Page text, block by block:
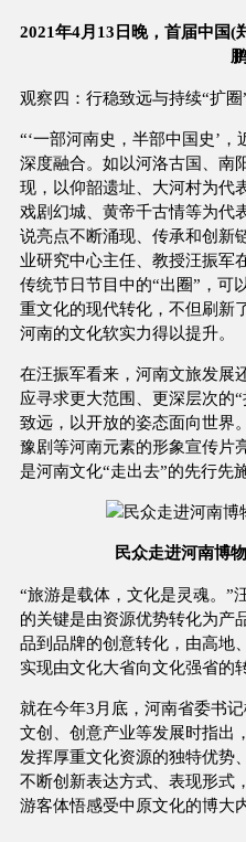
2021年4月13日晚，首届中国
观察四：行稳致远与持续“扩圈
“‘一部河南史，半部中国史’
深度融合。如以河洛古国、南
现，以仰韶遗址、大河村为代
戏剧幻城、黄帝千古情等为
说亮点不断涌现、传承和创新
业研究中心主任、教授汪振军
传统节日节目中的“出圈”，可
重文化的现代转化，不但刷新
河南的文化软实力得以提升。
在汪振军看来，河南文旅发展
应寻求更大范围、更深层次的
致远，以开放的姿态面向世界
豫剧等河南元素的形象宣传片
是河南文化“走出去”的先行先施
民众走进河南博
“旅游是载体，文化是灵魂。”
的关键是由资源优势转化为产
品到品牌的创意转化，由高地
实现由文化大省向文化强省的
就在今年3月底，河南省委书
文创、创意产业等发展时指出
发挥厚重文化资源的独特优势
不断创新表达方式、表现形式
游客体悟感受中原文化的博大